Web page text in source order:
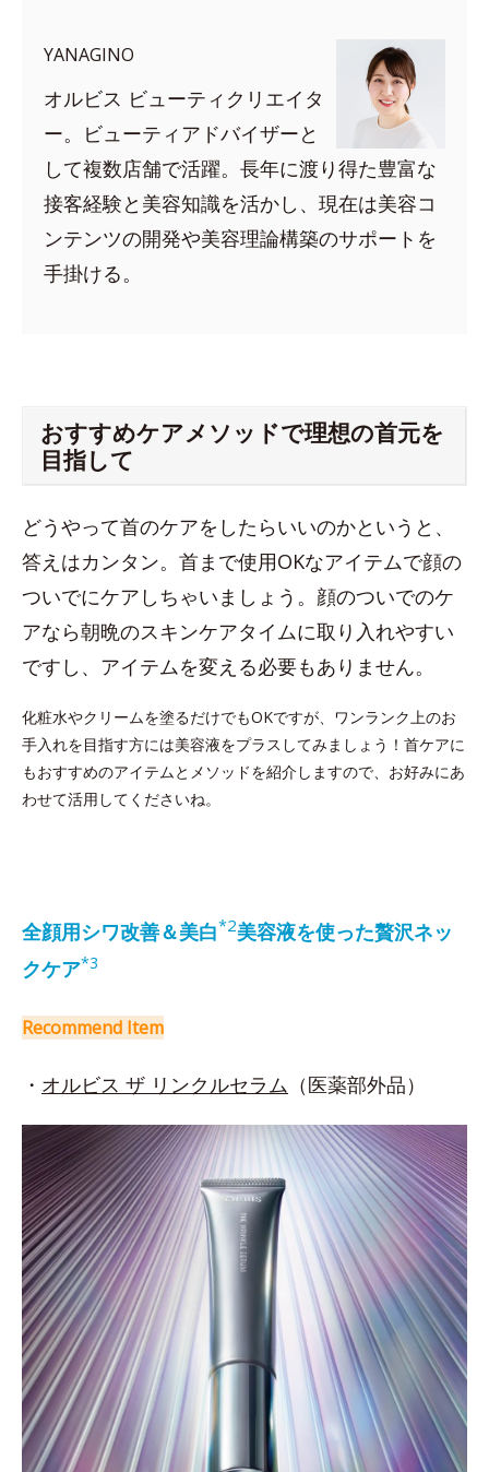
YANAGINO
オルビス ビューティクリエイタ
ー。ビューティアドバイザーと
して複数店舗で活躍。長年に渡り得た豊富な
接客経験と美容知識を活かし、現在は美容コ
ンテンツの開発や美容理論構築のサポートを
手掛ける。
おすすめケアメソッドで理想の首元を
目指して
どうやって首のケアをしたらいいのかというと、
答えはカンタン。首まで使用OKなアイテムで顔の
ついでにケアしちゃいましょう。顔のついでのケ
アなら朝晩のスキンケアタイムに取り入れやすい
ですし、アイテムを変える必要もありません。
化粧水やクリームを塗るだけでもOKですが、ワンランク上のお
手入れを目指す方には美容液をプラスしてみましょう！首ケアに
もおすすめのアイテムとメソッドを紹介しますので、お好みにあ
わせて活用してくださいね。
全顔用シワ改善＆美白*2美容液を使った贅沢ネッ
クケア*3
Recommend Item
・ オルビス ザ リンクルセラム （医薬部外品）